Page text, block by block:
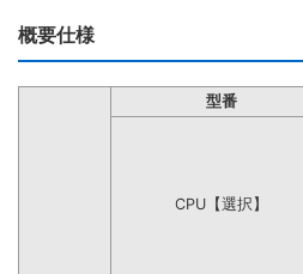
概要仕様
型番
CPU【選択】